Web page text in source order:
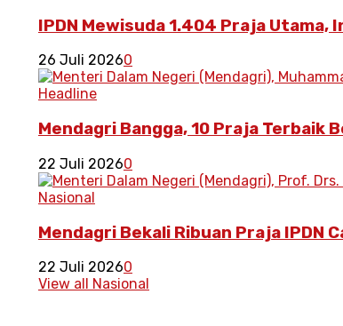
IPDN Mewisuda 1.404 Praja
26 Juli 20260
Headline
Mendagri Bangga, 10 Praja Terbaik
22 Juli 20260
Nasional
Mendagri Bekali Ribuan Praja IPDN
22 Juli 20260
View all Nasional